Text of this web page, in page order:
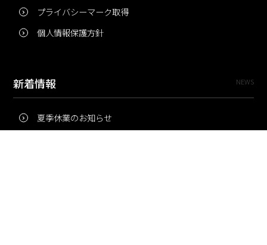
プライバシーマーク取得
個人情報保護方針
新着情報 NEWS
夏季休業のお知らせ